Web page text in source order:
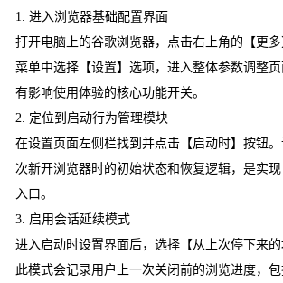
1. 进入浏览器基础配置界面
打开电脑上的谷歌浏览器，点击右上角的【更
菜单中选择【设置】选项，进入整体参数调整
有影响使用体验的核心功能开关。
2. 定位到启动行为管理模块
在设置页面左侧栏找到并点击【启动时】按钮
次新开浏览器时的初始状态和恢复逻辑，是实
入口。
3. 启用会话延续模式
进入启动时设置界面后，选择【从上次停下来的
此模式会记录用户上一次关闭前的浏览进度，